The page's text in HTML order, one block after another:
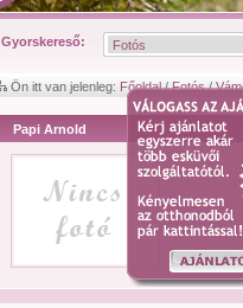
Gyorskereső:
Ön itt van jelenleg: Főoldal/Fotós/
Papi Arnold